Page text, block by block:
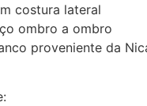
costura lateral
ombro a ombro
proveniente da